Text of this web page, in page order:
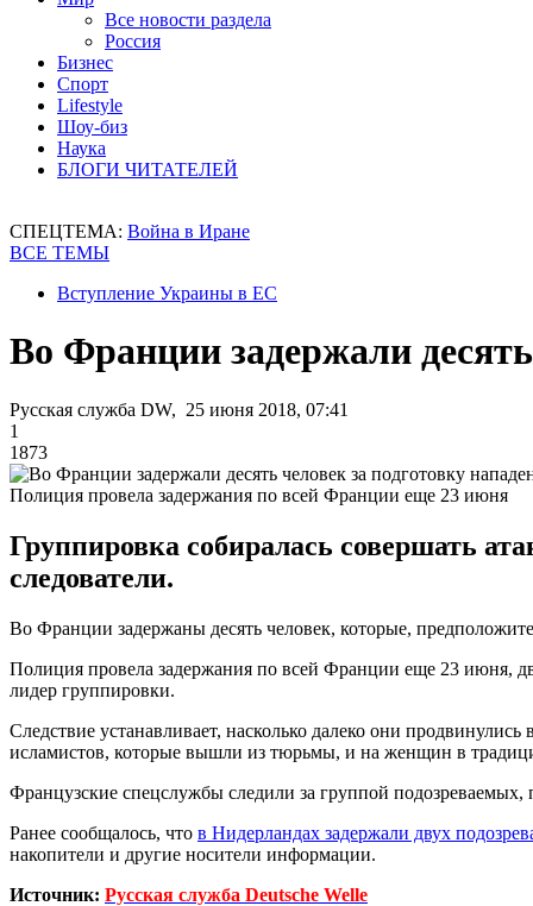
Все новости раздела
Россия
Бизнес
Спорт
Lifestyle
Шоу-биз
Наука
БЛОГИ ЧИТАТЕЛЕЙ
СПЕЦТЕМА: Война в Иране
ВСЕ ТЕМЫ
Вступление Украины в ЕС
Во Франции задержали
Русская служба DW, 25 июня 2018, 07:41
1
1873
Полиция провела задержания по всей Франции еще 23 июня
Группировка собиралась совершать
следователи.
Во Франции задержаны десять человек, которые,
Полиция провела задержания по всей Франции еще 23 июня,
лидер группировки.
Следствие устанавливает, насколько далеко они
исламистов, которые вышли из тюрьмы, и на женщин в
Французские спецслужбы следили за группой
Ранее сообщалось, что в Нидерландах задержали двух
накопители и другие носители информации.
Источник: Русская служба Deutsche Welle